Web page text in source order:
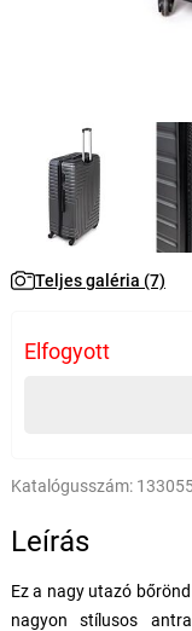
Teljes galéria (7)
Elfogyott
Katalógusszám:
Leírás
Ez a nagy utazó
nagyon stílusos